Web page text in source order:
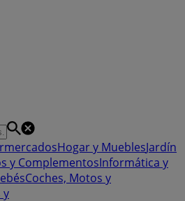
Hogar y MueblesJardín
y ComplementosInformática y
Coches, Motos y
y